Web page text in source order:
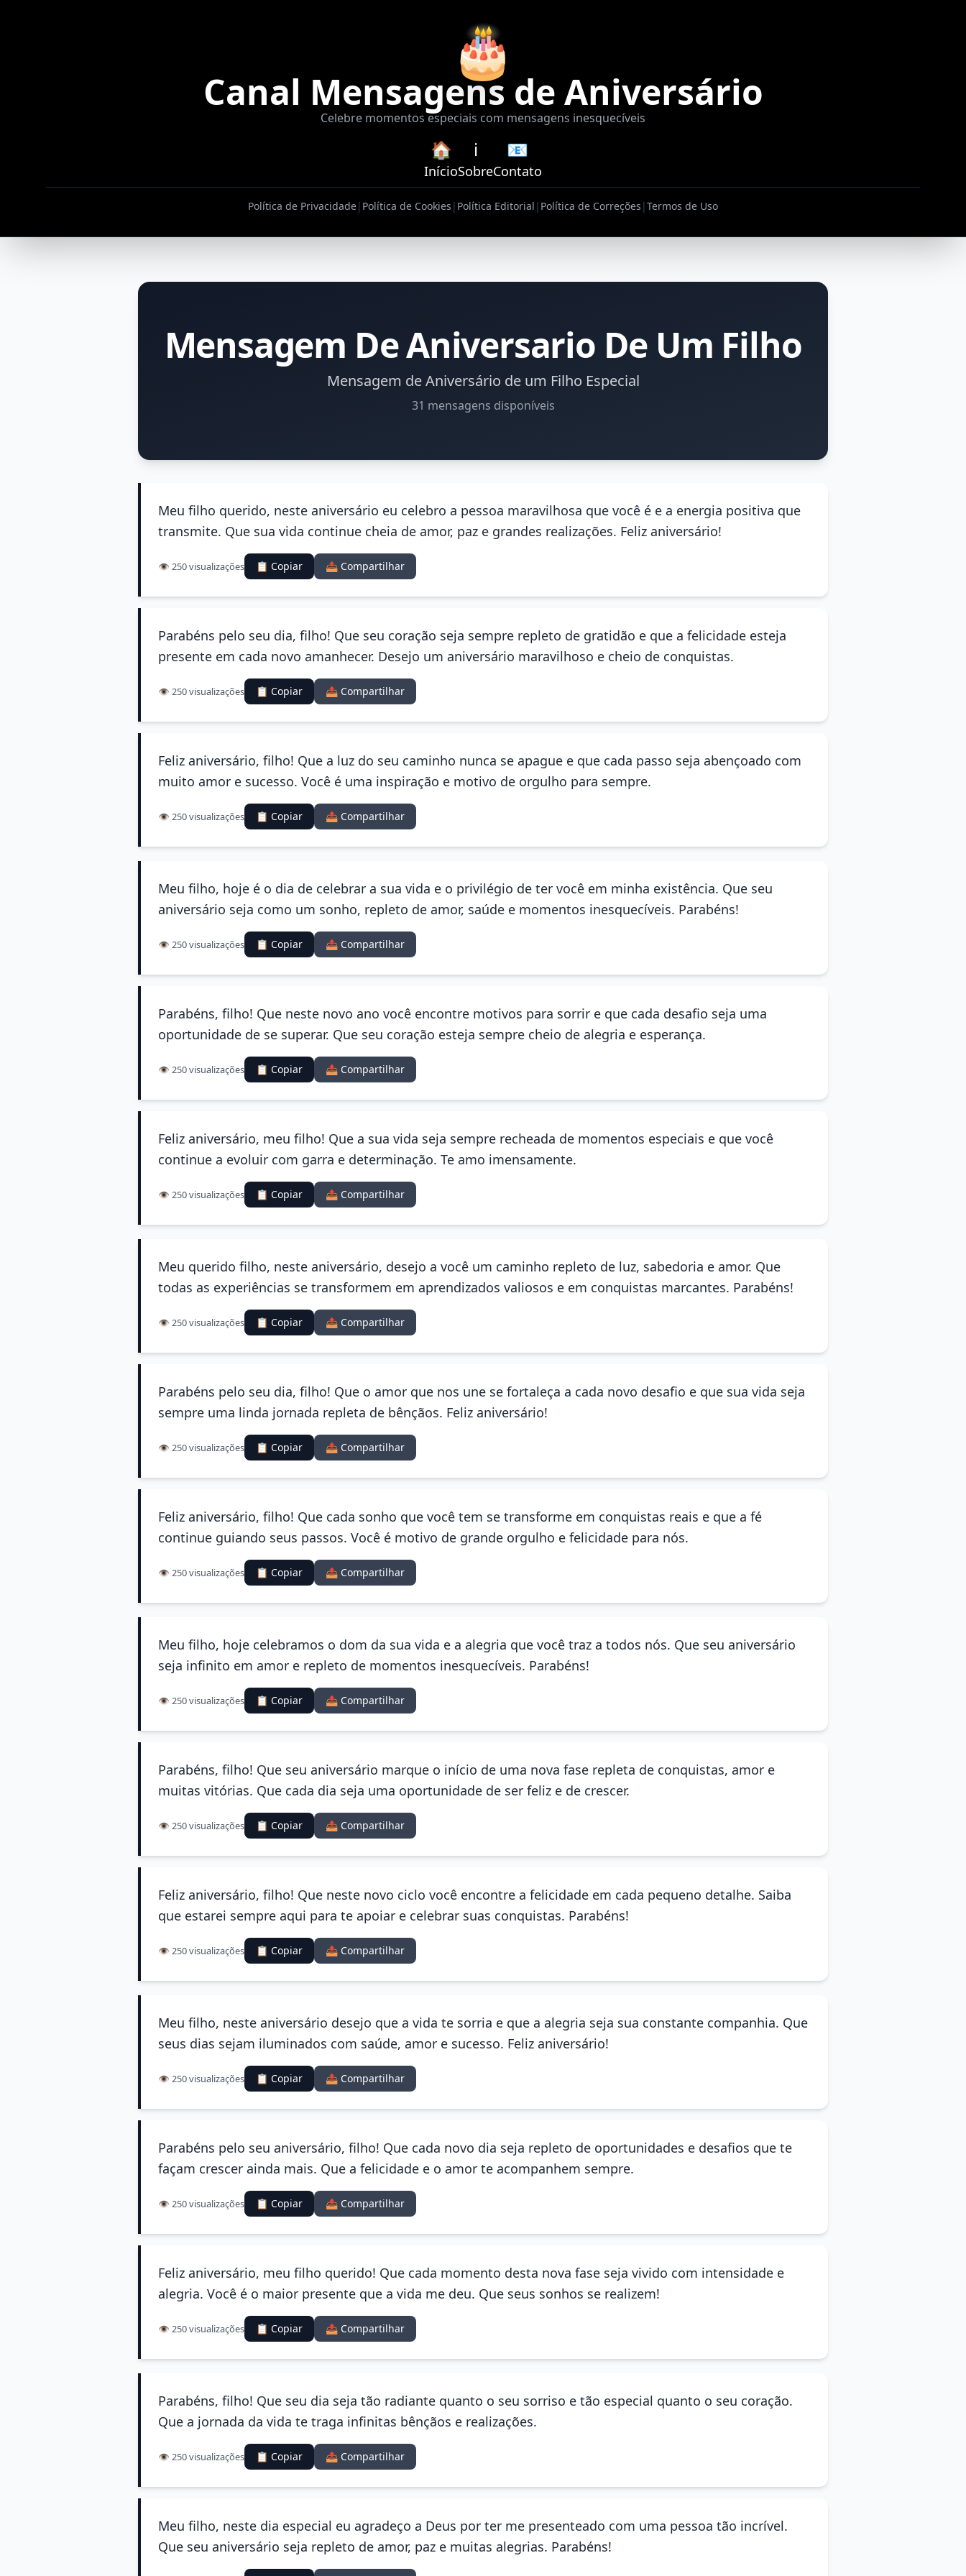
🎂
Canal Mensagens de Aniversário
Celebre momentos especiais com mensagens inesquecíveis
🏠
Início
ℹ️
Sobre
📧
Contato
Política de Privacidade| Política de Cookies | Política Editorial | Política de Correções |Termos de Uso
Mensagem De Aniversario De Um Filho
Mensagem de Aniversário de um Filho Especial
31 mensagens disponíveis
Meu filho querido, neste aniversário eu celebro a pessoa maravilhosa que você é e a energia positiva que
transmite. Que sua vida continue cheia de amor, paz e grandes realizações. Feliz aniversário!
👁️ 250 visualizações 📋 Copiar 📤 Compartilhar
Parabéns pelo seu dia, filho! Que seu coração seja sempre repleto de gratidão e que a felicidade esteja
presente em cada novo amanhecer. Desejo um aniversário maravilhoso e cheio de conquistas.
👁️ 250 visualizações 📋 Copiar 📤 Compartilhar
Feliz aniversário, filho! Que a luz do seu caminho nunca se apague e que cada passo seja abençoado com
muito amor e sucesso. Você é uma inspiração e motivo de orgulho para sempre.
👁️ 250 visualizações 📋 Copiar 📤 Compartilhar
Meu filho, hoje é o dia de celebrar a sua vida e o privilégio de ter você em minha existência. Que seu
aniversário seja como um sonho, repleto de amor, saúde e momentos inesquecíveis. Parabéns!
👁️ 250 visualizações 📋 Copiar 📤 Compartilhar
Parabéns, filho! Que neste novo ano você encontre motivos para sorrir e que cada desafio seja uma
oportunidade de se superar. Que seu coração esteja sempre cheio de alegria e esperança.
👁️ 250 visualizações 📋 Copiar 📤 Compartilhar
Feliz aniversário, meu filho! Que a sua vida seja sempre recheada de momentos especiais e que você
continue a evoluir com garra e determinação. Te amo imensamente.
👁️ 250 visualizações 📋 Copiar 📤 Compartilhar
Meu querido filho, neste aniversário, desejo a você um caminho repleto de luz, sabedoria e amor. Que
todas as experiências se transformem em aprendizados valiosos e em conquistas marcantes. Parabéns!
👁️ 250 visualizações 📋 Copiar 📤 Compartilhar
Parabéns pelo seu dia, filho! Que o amor que nos une se fortaleça a cada novo desafio e que sua vida seja
sempre uma linda jornada repleta de bênçãos. Feliz aniversário!
👁️ 250 visualizações 📋 Copiar 📤 Compartilhar
Feliz aniversário, filho! Que cada sonho que você tem se transforme em conquistas reais e que a fé
continue guiando seus passos. Você é motivo de grande orgulho e felicidade para nós.
👁️ 250 visualizações 📋 Copiar 📤 Compartilhar
Meu filho, hoje celebramos o dom da sua vida e a alegria que você traz a todos nós. Que seu aniversário
seja infinito em amor e repleto de momentos inesquecíveis. Parabéns!
👁️ 250 visualizações 📋 Copiar 📤 Compartilhar
Parabéns, filho! Que seu aniversário marque o início de uma nova fase repleta de conquistas, amor e
muitas vitórias. Que cada dia seja uma oportunidade de ser feliz e de crescer.
👁️ 250 visualizações 📋 Copiar 📤 Compartilhar
Feliz aniversário, filho! Que neste novo ciclo você encontre a felicidade em cada pequeno detalhe. Saiba
que estarei sempre aqui para te apoiar e celebrar suas conquistas. Parabéns!
👁️ 250 visualizações 📋 Copiar 📤 Compartilhar
Meu filho, neste aniversário desejo que a vida te sorria e que a alegria seja sua constante companhia. Que
seus dias sejam iluminados com saúde, amor e sucesso. Feliz aniversário!
👁️ 250 visualizações 📋 Copiar 📤 Compartilhar
Parabéns pelo seu aniversário, filho! Que cada novo dia seja repleto de oportunidades e desafios que te
façam crescer ainda mais. Que a felicidade e o amor te acompanhem sempre.
👁️ 250 visualizações 📋 Copiar 📤 Compartilhar
Feliz aniversário, meu filho querido! Que cada momento desta nova fase seja vivido com intensidade e
alegria. Você é o maior presente que a vida me deu. Que seus sonhos se realizem!
👁️ 250 visualizações 📋 Copiar 📤 Compartilhar
Parabéns, filho! Que seu dia seja tão radiante quanto o seu sorriso e tão especial quanto o seu coração.
Que a jornada da vida te traga infinitas bênçãos e realizações.
👁️ 250 visualizações 📋 Copiar 📤 Compartilhar
Meu filho, neste dia especial eu agradeço a Deus por ter me presenteado com uma pessoa tão incrível.
Que seu aniversário seja repleto de amor, paz e muitas alegrias. Parabéns!